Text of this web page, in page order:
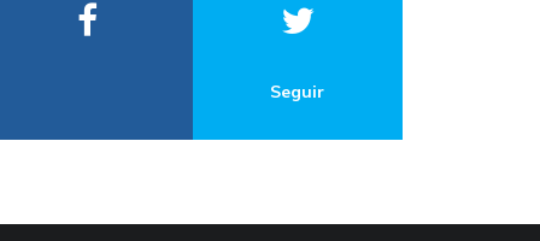
Seguir